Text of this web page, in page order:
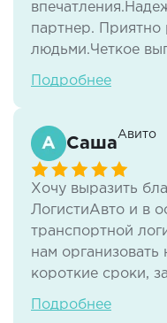
партнер. Приятно
людьми.Четкое
Подробнее
Саша
Авито
Хочу выразить
ЛогистиАвто и в
транспортной
нам организовать
короткие сроки,
многие другие
Подробнее